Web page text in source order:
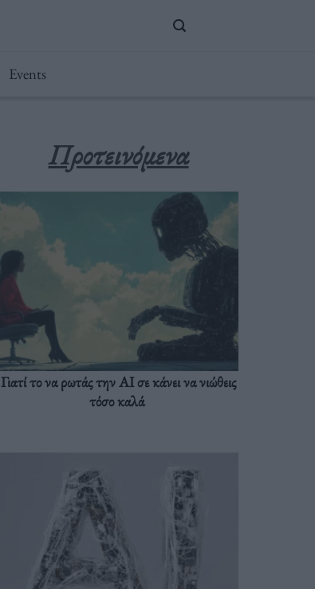
Events
Προτεινόμενα
Γιατί το να ρωτάς την AI σε κάνει να νιώθεις
τόσο καλά